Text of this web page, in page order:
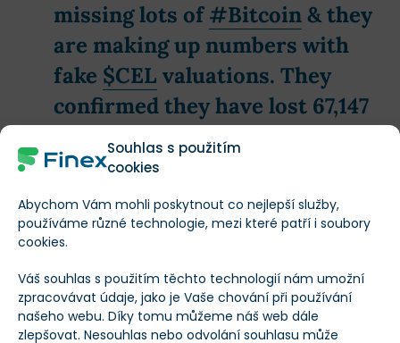
Souhlas s použitím
cookies
Abychom Vám mohli poskytnout co nejlepší služby,
používáme různé technologie, mezi které patří i soubory
cookies.
Váš souhlas s použitím těchto technologií nám umožní
zpracovávat údaje, jako je Vaše chování při používání
našeho webu. Díky tomu můžeme náš web dále
zlepšovat. Nesouhlas nebo odvolání souhlasu může
missing lots of#Bitcoin& they
are making up numbers with
fake $CEL valuations. They
confirmed they have lost 67,147
#BTC & $WBTCrepresenting
64% of their
of the hole is assuming they can
dump all$CELfor $1
— Simon Dixon
(@SimonDixonTwitt)August 15,